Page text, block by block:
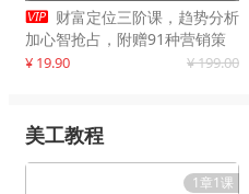
 财富定位三阶课，趋势分析
加心智抢占，附赠91种营销策
略模型
¥ 19.90 ¥ 199.00
美工教程
1章1课